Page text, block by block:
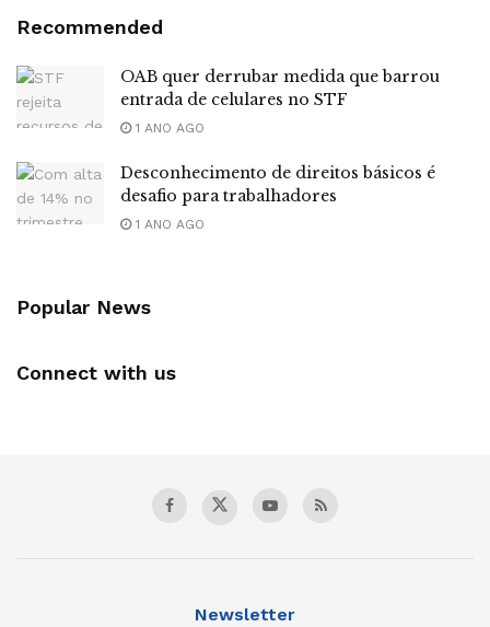
Recommended
OAB quer derrubar medida que barrou
entrada de celulares no STF
1 ANO AGO
Desconhecimento de direitos básicos é
desafio para trabalhadores
1 ANO AGO
Popular News
Connect with us
Newsletter